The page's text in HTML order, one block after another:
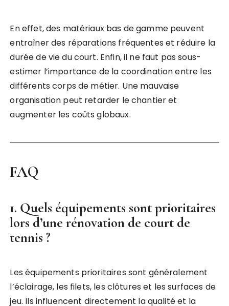
En effet, des matériaux bas de gamme peuvent
entraîner des réparations fréquentes et réduire la
durée de vie du court. Enfin, il ne faut pas sous-
estimer l’importance de la coordination entre les
différents corps de métier. Une mauvaise
organisation peut retarder le chantier et
augmenter les coûts globaux.
FAQ
1. Quels équipements sont prioritaires
lors d’une rénovation de court de
tennis ?
Les équipements prioritaires sont généralement
l’éclairage, les filets, les clôtures et les surfaces de
jeu. Ils influencent directement la qualité et la